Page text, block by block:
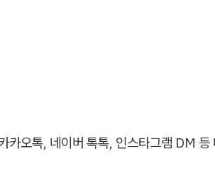
카오톡, 네이버 톡톡, 인스타그램 DM 등